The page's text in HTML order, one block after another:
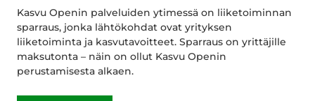
Kasvu Openin palveluiden ytimessä on liiketoiminnan
sparraus, jonka lähtökohdat ovat yrityksen
liiketoiminta ja kasvutavoitteet. Sparraus on yrittäjille
maksutonta – näin on ollut Kasvu Openin
perustamisesta alkaen.